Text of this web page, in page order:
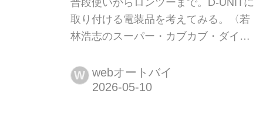
普段使いからロンツーまで。D-UNITに
取り付ける電装品を考えてみる。〈若
林浩志のスーパー・カブカブ・ダイア
番パーツといえばD-UNIT。以前どんな
パーツなのかを調べてみたので、今回
W webオートバイ